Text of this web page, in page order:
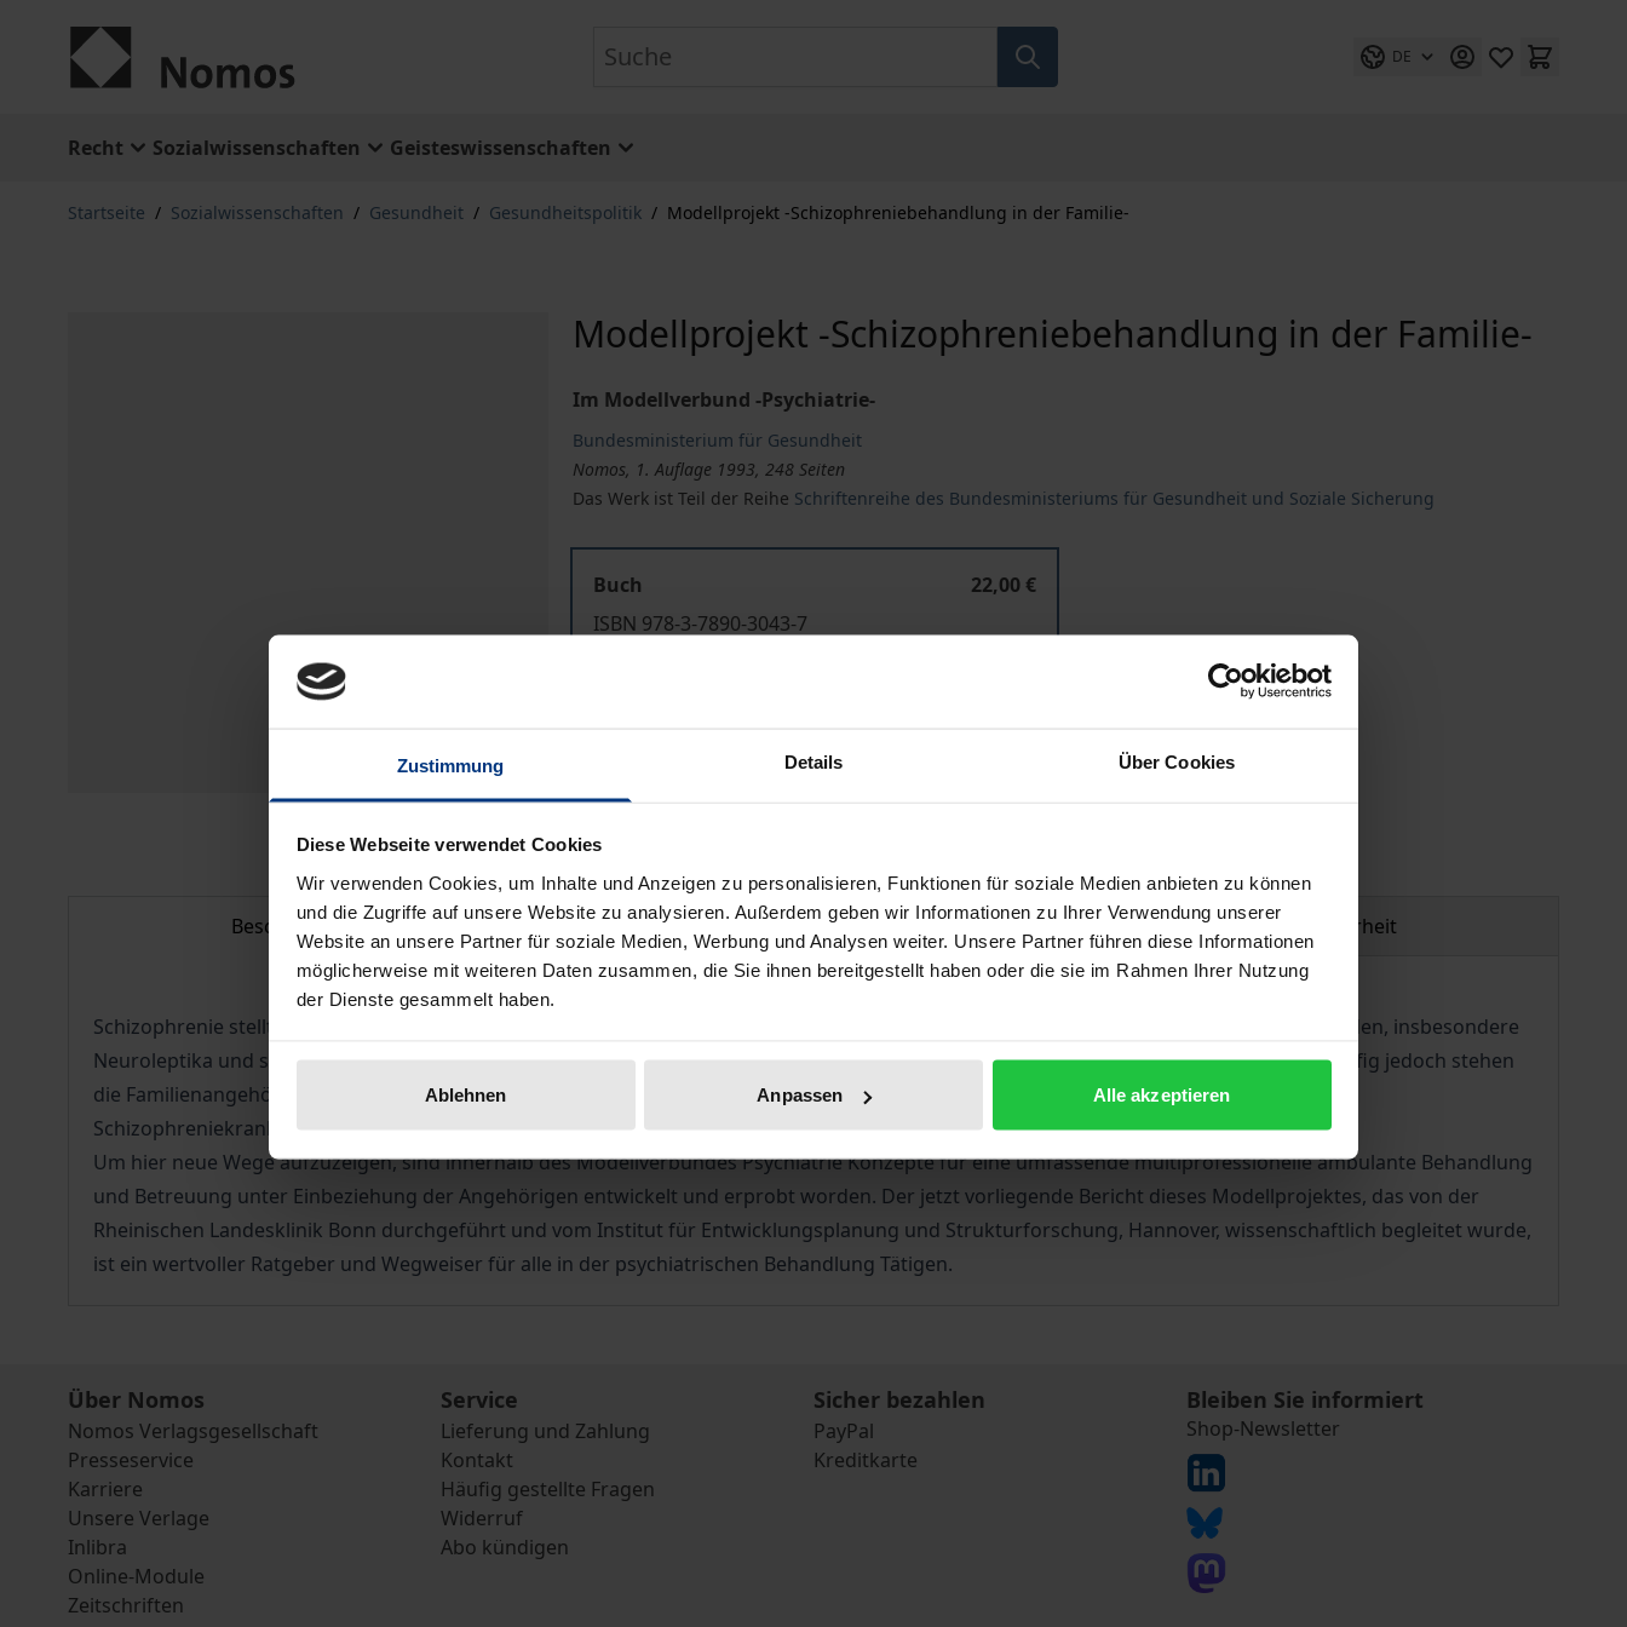
Zustimmung Details Über Cookies
Diese Webseite verwendet Cookies
Wir verwenden Cookies, um Inhalte und Anzeigen zu personalisieren, Funktionen für soziale Medien anbieten zu können
und die Zugriffe auf unsere Website zu analysieren. Außerdem geben wir Informationen zu Ihrer Verwendung unserer
Website an unsere Partner für soziale Medien, Werbung und Analysen weiter. Unsere Partner führen diese Informationen
möglicherweise mit weiteren Daten zusammen, die Sie ihnen bereitgestellt haben oder die sie im Rahmen Ihrer Nutzung
der Dienste gesammelt haben.
Ablehnen Anpassen Alle akzeptieren
DE
Recht Sozialwissenschaften Geisteswissenschaften
Startseite / Sozialwissenschaften / Gesundheit / Gesundheitspolitik / Modellprojekt -Schizophreniebehandlung in der Familie-
Modellprojekt -Schizophreniebehandlung in der Familie-
Im Modellverbund -Psychiatrie-
Bundesministerium für Gesundheit
Nomos, 1. Auflage 1993, 248 Seiten
Das Werk ist Teil der Reihe Schriftenreihe des Bundesministeriums für Gesundheit und Soziale Sicherung
Buch
22,00 €
ISBN 978-3-7890-3043-7
In den Warenkorb Zur Wunschliste hinzufügen
Hinweise zu Versandkosten
Beschreibung Bibliografische Angaben Produktsicherheit
Schizophrenie stellt Betroffene und ihre Angehörigen vor eine schwere Aufgabe. Zwar ist durch moderne ambulante Behandlungsmethoden, insbesondere
Neuroleptika und sozialpsychiatrische Hilfestellungen, den Schizophreniekranken ein Leben zu Hause im vertrauten Umfeld möglich. Häufig jedoch stehen
die Familienangehörigen dieser Krankheit eher hilflos gegenüber und fühlen sich überfordert. Deshalb kann die ambulante Behandlung
Schizophreniekranker nur dann auf Dauer erfolgreich sein, wenn auch die Familie des Patienten mit einbezogen wird.
Um hier neue Wege aufzuzeigen, sind innerhalb des Modellverbundes Psychiatrie Konzepte für eine umfassende multiprofessionelle ambulante Behandlung
und Betreuung unter Einbeziehung der Angehörigen entwickelt und erprobt worden. Der jetzt vorliegende Bericht dieses Modellprojektes, das von der
Rheinischen Landesklinik Bonn durchgeführt und vom Institut für Entwicklungsplanung und Strukturforschung, Hannover, wissenschaftlich begleitet wurde,
ist ein wertvoller Ratgeber und Wegweiser für alle in der psychiatrischen Behandlung Tätigen.
Über Nomos
Nomos Verlagsgesellschaft
Presseservice
Karriere
Unsere Verlage
Inlibra
Online-Module
Zeitschriften
Service
Lieferung und Zahlung
Kontakt
Häufig gestellte Fragen
Widerruf
Abo kündigen
Sicher bezahlen
PayPal
Kreditkarte
Bleiben Sie informiert
Shop-Newsletter